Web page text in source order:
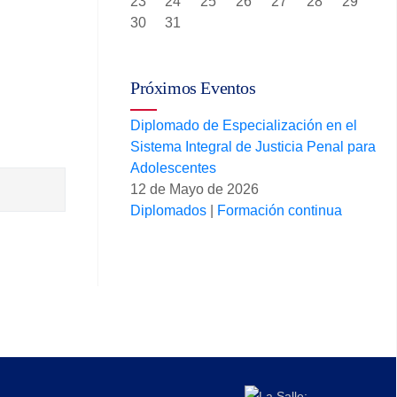
30
31
Próximos Eventos
Diplomado de Especialización en el
Sistema Integral de Justicia Penal para
Adolescentes
12 de Mayo de 2026
Diplomados
Formación continua